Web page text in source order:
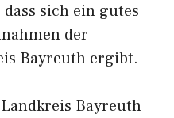
sich ein gutes
der
Bayreuth ergibt.
Bayreuth